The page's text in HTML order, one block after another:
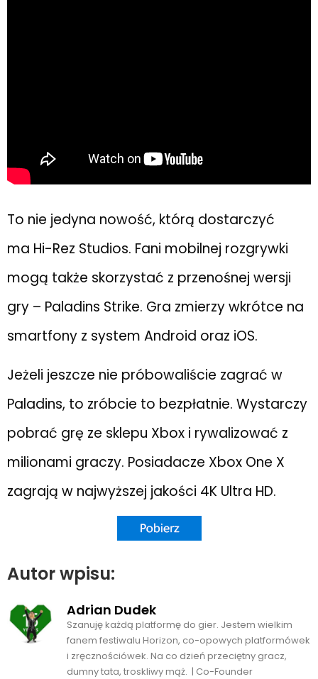
To nie jedyna nowość, którą dostarczyć
ma Hi-Rez Studios. Fani mobilnej rozgrywki
mogą także skorzystać z przenośnej wersji
gry – Paladins Strike. Gra zmierzy wkrótce na
smartfony z system Android oraz iOS.
Jeżeli jeszcze nie próbowaliście zagrać w
Paladins, to zróbcie to bezpłatnie. Wystarczy
pobrać grę ze sklepu Xbox i rywalizować z
milionami graczy. Posiadacze Xbox One X
zagrają w najwyższej jakości 4K Ultra HD.
Autor wpisu:
Adrian Dudek
Szanuję każdą platformę do gier. Jestem wielkim
fanem festiwalu Horizon, co-opowych platformówek
i zręcznościówek. Na co dzień przeciętny gracz,
dumny tata, troskliwy mąż. | Co-Founder